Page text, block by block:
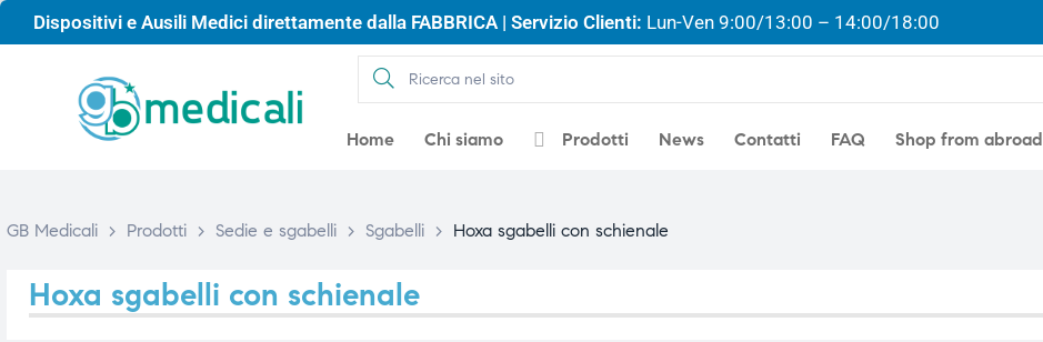
Dispositivi e Ausili Medici direttamente dalla FABBRICA | Servizio Clienti: Lun-Ven 9:00/13:00 – 14:00/18:00
Home Chi siamo Prodotti News Contatti FAQ Shop from abroad
GB Medicali > Prodotti > Sedie e sgabelli > Sgabelli > Hoxa sgabelli con schienale
Hoxa sgabelli con schienale